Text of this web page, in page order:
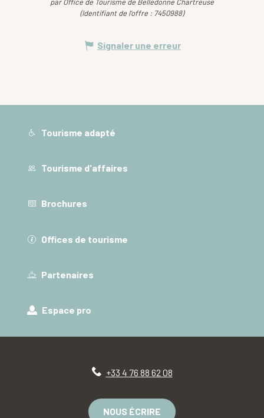
par Office de Tourisme de Belledonne Chartreuse
(Identifiant de l'offre : 7450988)
Signaler une erreur
Tourisme adapté
Tourisme d'affaires
Brochures
Offices de tourisme
Partenaires
Espace pro
+33 4 76 88 62 08
NOUS ÉCRIRE